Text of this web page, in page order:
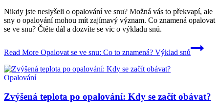
Nikdy jste neslyšeli o opalování ve snu? Možná vás to překvapí, ale
sny o opalování mohou mít zajímavý význam. Co znamená opalovat
se ve snu? Čtěte dál a dozvíte se víc o výkladu snů.
Read More Opalovat se ve snu: Co to znamená? Výklad snů
Opalování
Zvýšená teplota po opalování: Kdy se začít obávat?